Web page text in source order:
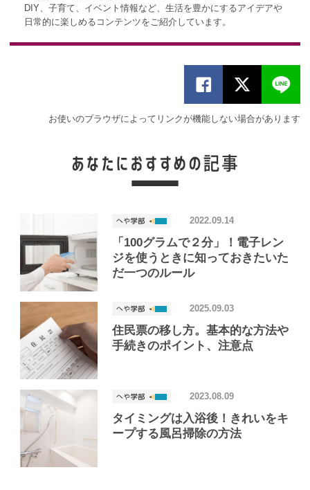
DIY、子育て、イベント情報など、生活を豊かにするアイデアや
日常的に楽しめるコンテンツをご紹介しています。
お使いのブラウザによってリンクが機能しない場合があります
「100グラムで２分」！電子レン
ジを使うときに知っておきたいた
だ一つのルール
2022.09.14
住民票の移し方。基本的な方法や
手続きのポイント、注意点
2025.09.03
タイミングは入浴後！きれいをキ
ープする風呂掃除の方法
2023.08.09